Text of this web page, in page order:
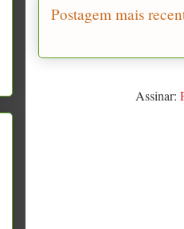
Postagem mais
Assinar: